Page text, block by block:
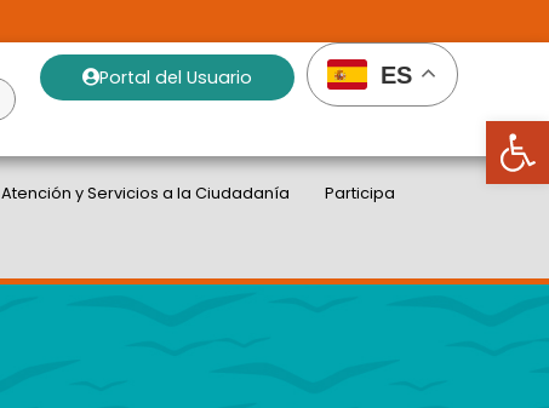
Abrir
Portal del Usuario ES
Atención y Servicios a la Ciudadanía Participa